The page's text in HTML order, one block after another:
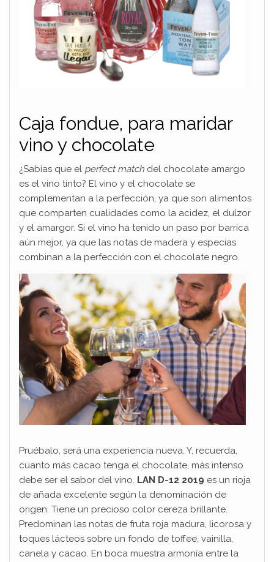
Caja fondue, para maridar
vino y chocolate
¿Sabías que el perfect match del chocolate amargo
es el vino tinto? El vino y el chocolate se
complementan a la perfección, ya que son alimentos
que comparten cualidades como la acidez, el dulzor
y el amargor. Si el vino ha tenido un paso por barrica
aún mejor, ya que las notas de madera y especias
combinan a la perfección con el chocolate negro.
Pruébalo, será una experiencia nueva. Y, recuerda,
cuanto más cacao tenga el chocolate, más intenso
debe ser el sabor del vino. LAN D-12 2019 es un rioja
de añada excelente según la denominación de
origen. Tiene un precioso color cereza brillante.
Predominan las notas de fruta roja madura, licorosa y
toques lácteos sobre un fondo de toffee, vainilla,
canela y cacao. En boca muestra armonía entre la